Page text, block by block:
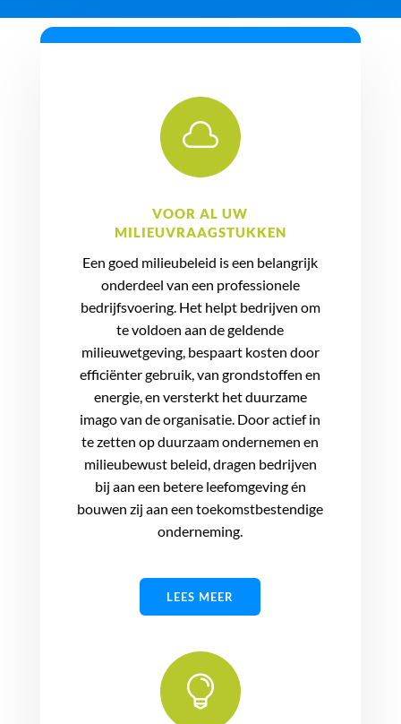

VOOR AL UW
MILIEUVRAAGSTUKKEN
Een goed milieubeleid is een belangrijk
onderdeel van een professionele
bedrijfsvoering. Het helpt bedrijven om
te voldoen aan de geldende
milieuwetgeving, bespaart kosten door
efficiënter gebruik, van grondstoffen en
energie, en versterkt het duurzame
imago van de organisatie. Door actief in
te zetten op duurzaam ondernemen en
milieubewust beleid, dragen bedrijven
bij aan een betere leefomgeving én
bouwen zij aan een toekomstbestendige
onderneming.
LEES MEER
